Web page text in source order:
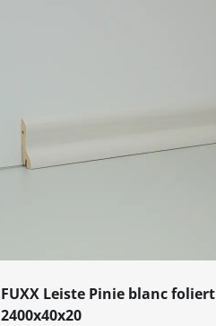
FUXX Leiste Pinie blanc foliert
2400x40x20